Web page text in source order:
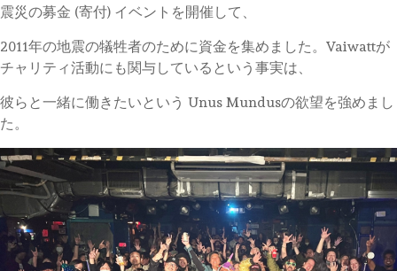
震災の募金 (寄付) イベントを開催して、
2011年の地震の犠牲者のために資金を集めました。Vaiwattが
チャリティ活動にも関与しているという事実は、
彼らと一緒に働きたいという Unus Mundusの欲望を強めまし
た。